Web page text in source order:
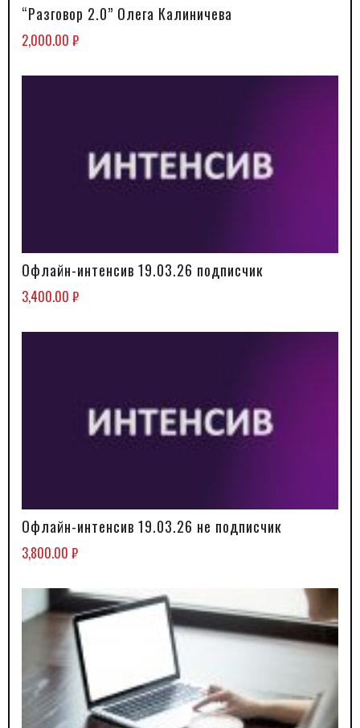
В КОРЗИНУ
“Разговор 2.0” Олега Калиничева
2,000.00 ₽
В КОРЗИНУ
Офлайн-интенсив 19.03.26 подписчик
3,400.00 ₽
В КОРЗИНУ
Офлайн-интенсив 19.03.26 не подписчик
3,800.00 ₽